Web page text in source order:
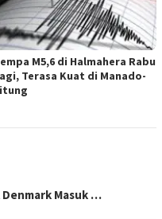
M5,6 di Halmahera Rabu
Terasa Kuat di Manado-
Denmark Masuk …